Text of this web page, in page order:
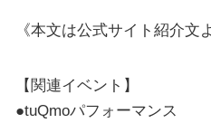
《本文は公式サイト紹介文
【関連イベント】
●tuQmoパフォーマンス